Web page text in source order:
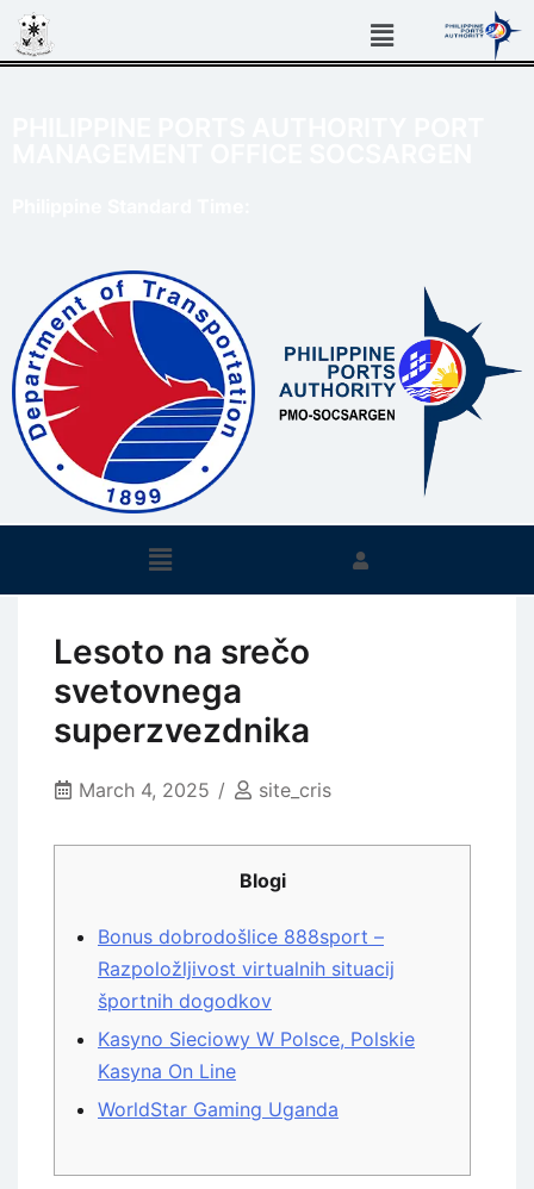
Lesoto na srečo
svetovnega
superzvezdnika
March 4, 2025 site_cris
Blogi
Bonus dobrodošlice 888sport –
Razpoložljivost virtualnih situacij
športnih dogodkov
Kasyno Sieciowy W Polsce, Polskie
Kasyna On Line
WorldStar Gaming Uganda